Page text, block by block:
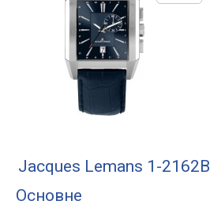
Jacques Lemans 1-2162B
Основне